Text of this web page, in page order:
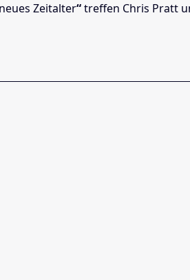
Zeitalter“treffen Chris Pratt